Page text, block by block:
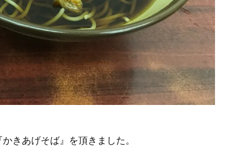
きあげそば』を頂きました。